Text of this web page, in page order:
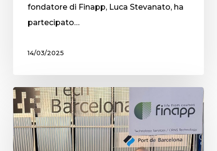
fondatore di Finapp, Luca Stevanato, ha
partecipato…
14/03/2025